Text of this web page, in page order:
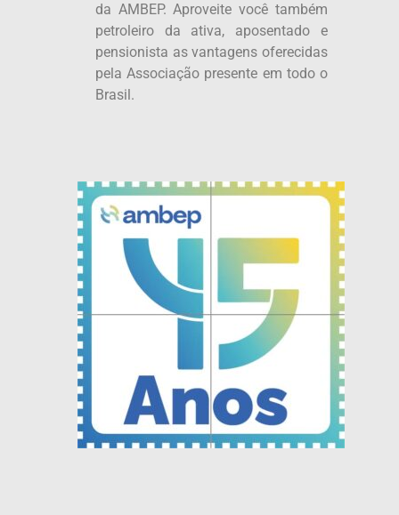
da AMBEP. Aproveite você também
petroleiro da ativa, aposentado e
pensionista as vantagens oferecidas
pela Associação presente em todo o
Brasil.